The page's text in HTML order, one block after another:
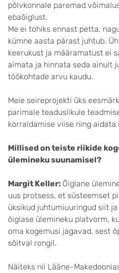
põlvkonnale paremad
ebaõiglust.
Me ei tohiks ennast petta,
kümne aasta pärast juhtub.
keerukust ja määramatust ei
aimata ja hinnata seda ainult
töökohtade arvu kaudu.
Meie seireprojekti üks
parimale teaduslikule
korraldamise viise ning aidata
Millised on teiste riikide
ülemineku suunamisel?
Margit Keller: Õiglane
uus protsess, et süsteemset
üksikud juhtumiuuringud siit
õiglase ülemineku platvorm,
oma kogemusi jagavad, sest
sõitval rongil.
Näiteks nii Lääne-